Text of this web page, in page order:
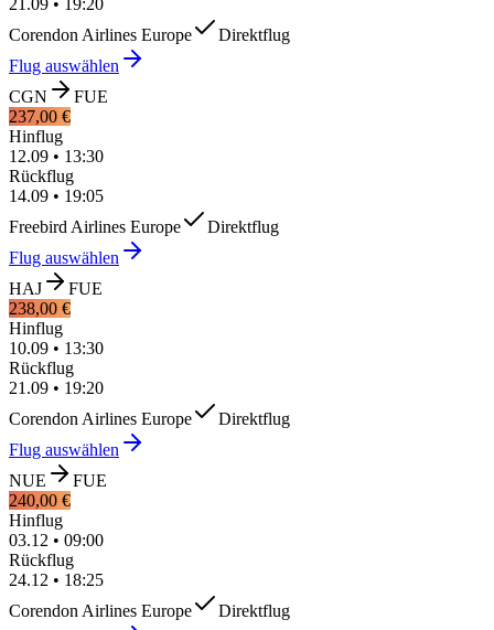
Corendon Airlines Europe
Direktflug
Flug auswählen
CGN
FUE
237,00 €
Hinflug
12.09 • 13:30
Rückflug
14.09 • 19:05
Freebird Airlines Europe
Direktflug
Flug auswählen
HAJ
FUE
238,00 €
Hinflug
10.09 • 13:30
Rückflug
21.09 • 19:20
Corendon Airlines Europe
Direktflug
Flug auswählen
NUE
FUE
240,00 €
Hinflug
03.12 • 09:00
Rückflug
24.12 • 18:25
Corendon Airlines Europe
Direktflug